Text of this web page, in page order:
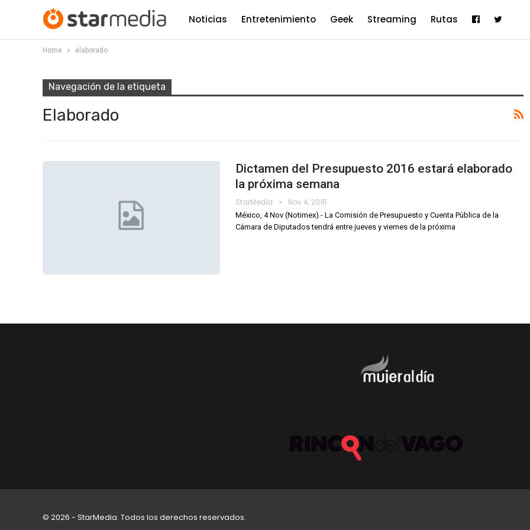
Noticias Entretenimiento Geek Streaming Rutas
Home elaborado
Navegación de la etiqueta
Elaborado
Dictamen del Presupuesto 2016 estará elaborado
la próxima semana
StarMedia Nov 4, 2015
México, 4 Nov (Notimex).- La Comisión de Presupuesto y Cuenta Pública de la
Cámara de Diputados tendrá entre jueves y viernes de la próxima
© 2026 - StarMedia. Todos los derechos reservados.